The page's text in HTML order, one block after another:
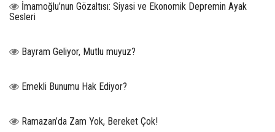
İmamoğlu’nun Gözaltısı: Siyasi ve Ekonomik Depremin Ayak
Sesleri
Bayram Geliyor, Mutlu muyuz?
Emekli Bunumu Hak Ediyor?
Ramazan’da Zam Yok, Bereket Çok!